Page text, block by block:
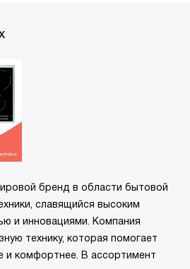
бренд в области бытовой
славящийся высоким
и инновациями. Компания
технику, которая помогает
и комфортнее. В ассортимент